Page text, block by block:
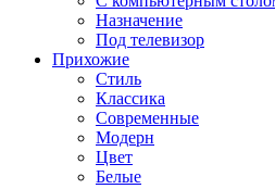
Назначение
Под телевизор
Прихожие
Стиль
Классика
Современные
Модерн
Цвет
Белые